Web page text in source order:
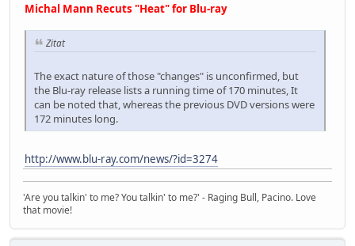
Michal Mann Recuts "Heat" for Blu-ray
Zitat
The exact nature of those "changes" is unconfirmed, but
the Blu-ray release lists a running time of 170 minutes, It
can be noted that, whereas the previous DVD versions were
172 minutes long.
http://www.blu-ray.com/news/?id=3274
'Are you talkin' to me? You talkin' to me?' - Raging Bull, Pacino. Love
that movie!